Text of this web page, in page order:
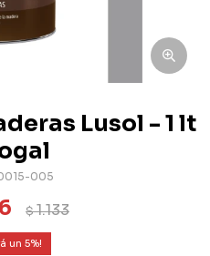
Lusol - 1 lt
005
$1.133
5